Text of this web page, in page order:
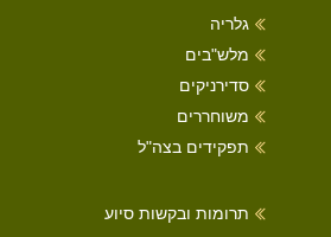
גלריה
מלש"בים
סדירניקים
משוחררים
תפקידים בצה"ל
תרומות ובקשות סיוע